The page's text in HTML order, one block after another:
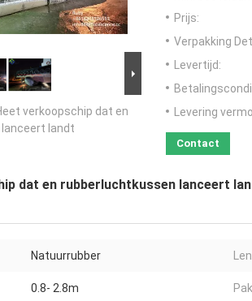
verkoopschip dat en
landt
Prijs:
Verpakking
Levertijd:
Levering
Contact
dat en rubberluchtkussen lanceert
Natuurrubber
0.8- 2.8m